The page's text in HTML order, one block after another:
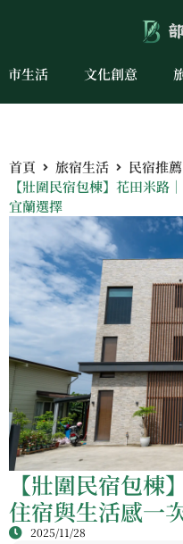
市生活 文化創意
首頁 旅宿生活
民宿推薦
【壯圍民宿包棟】花田米路
宜蘭選擇
【壯圍民宿包棟
住宿與生活感一
2025/11/28